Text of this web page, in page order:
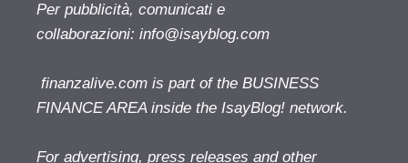
Per pubblicità, comunicati e
collaborazioni: info@isayblog.com
finanzalive.com is part of the BUSINESS
FINANCE AREA inside the IsayBlog! network.
For advertising, press releases and other